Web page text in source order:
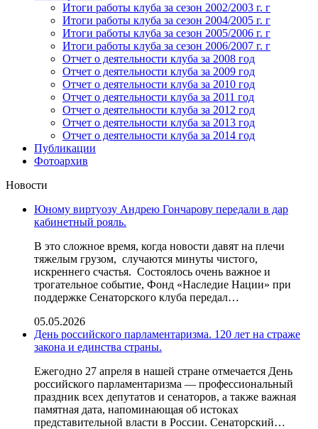
Итоги работы клуба за сезон 2002/2003 г. г
Итоги работы клуба за сезон 2004/2005 г. г
Итоги работы клуба за сезон 2005/2006 г. г
Итоги работы клуба за сезон 2006/2007 г. г
Отчет о деятельности клуба за 2008 год
Отчет о деятельности клуба за 2009 год
Отчет о деятельности клуба за 2010 год
Отчет о деятельности клуба за 2011 год
Отчет о деятельности клуба за 2012 год
Отчет о деятельности клуба за 2013 год
Отчет о деятельности клуба за 2014 год
Публикации
Фотоархив
Новости
Юному виртуозу Андрею Гончарову передали в дар
кабинетный рояль.
В это сложное время, когда новости давят на плечи
тяжелым грузом, случаются минуты чистого,
искреннего счастья. Состоялось очень важное и
трогательное событие, Фонд «Наследие Нации» при
поддержке Сенаторского клуба передал…
05.05.2026
День российского парламентаризма. 120 лет на страже
закона и единства страны.
Ежегодно 27 апреля в нашей стране отмечается День
российского парламентаризма — профессиональный
праздник всех депутатов и сенаторов, а также важная
памятная дата, напоминающая об истоках
представительной власти в России. Сенаторский…